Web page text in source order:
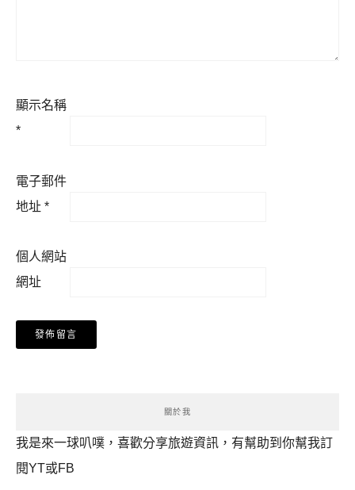
顯示名稱
*
電子郵件
地址 *
個人網站
網址
關於我
我是來一球叭噗，喜歡分享旅遊資訊，有幫助到你幫我訂
閱YT或FB